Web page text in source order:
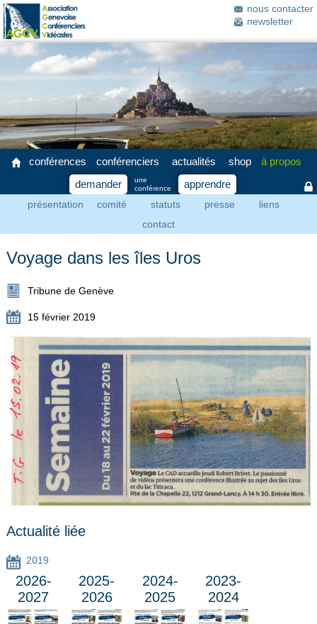
nous contacter
newsletter
conférences conférenciers actualités shop à propos
présentation comité statuts presse
liens
contact
demander
une
conférence
apprendre
Voyage dans les îles Uros
Tribune de Genève
15 février 2019
Actualité liée
2019
2026-
2027
2025-
2026
2024-
2025
2023-
2024